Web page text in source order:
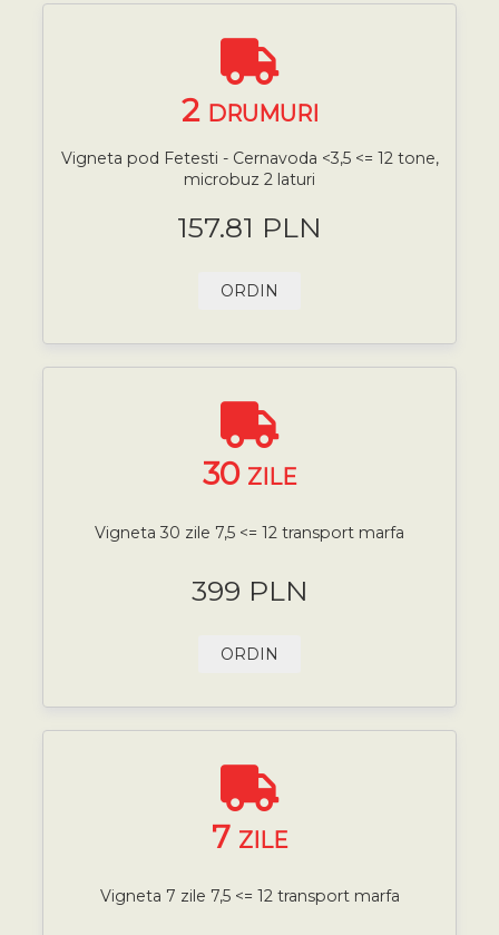
2 DRUMURI
Vigneta pod Fetesti - Cernavoda <3,5 <= 12 tone,
microbuz 2 laturi
157.81 PLN
ORDIN
30 ZILE
Vigneta 30 zile 7,5 <= 12 transport marfa
399 PLN
ORDIN
7 ZILE
Vigneta 7 zile 7,5 <= 12 transport marfa